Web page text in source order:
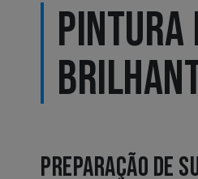
PINTURA
PREPARAÇÃO DE